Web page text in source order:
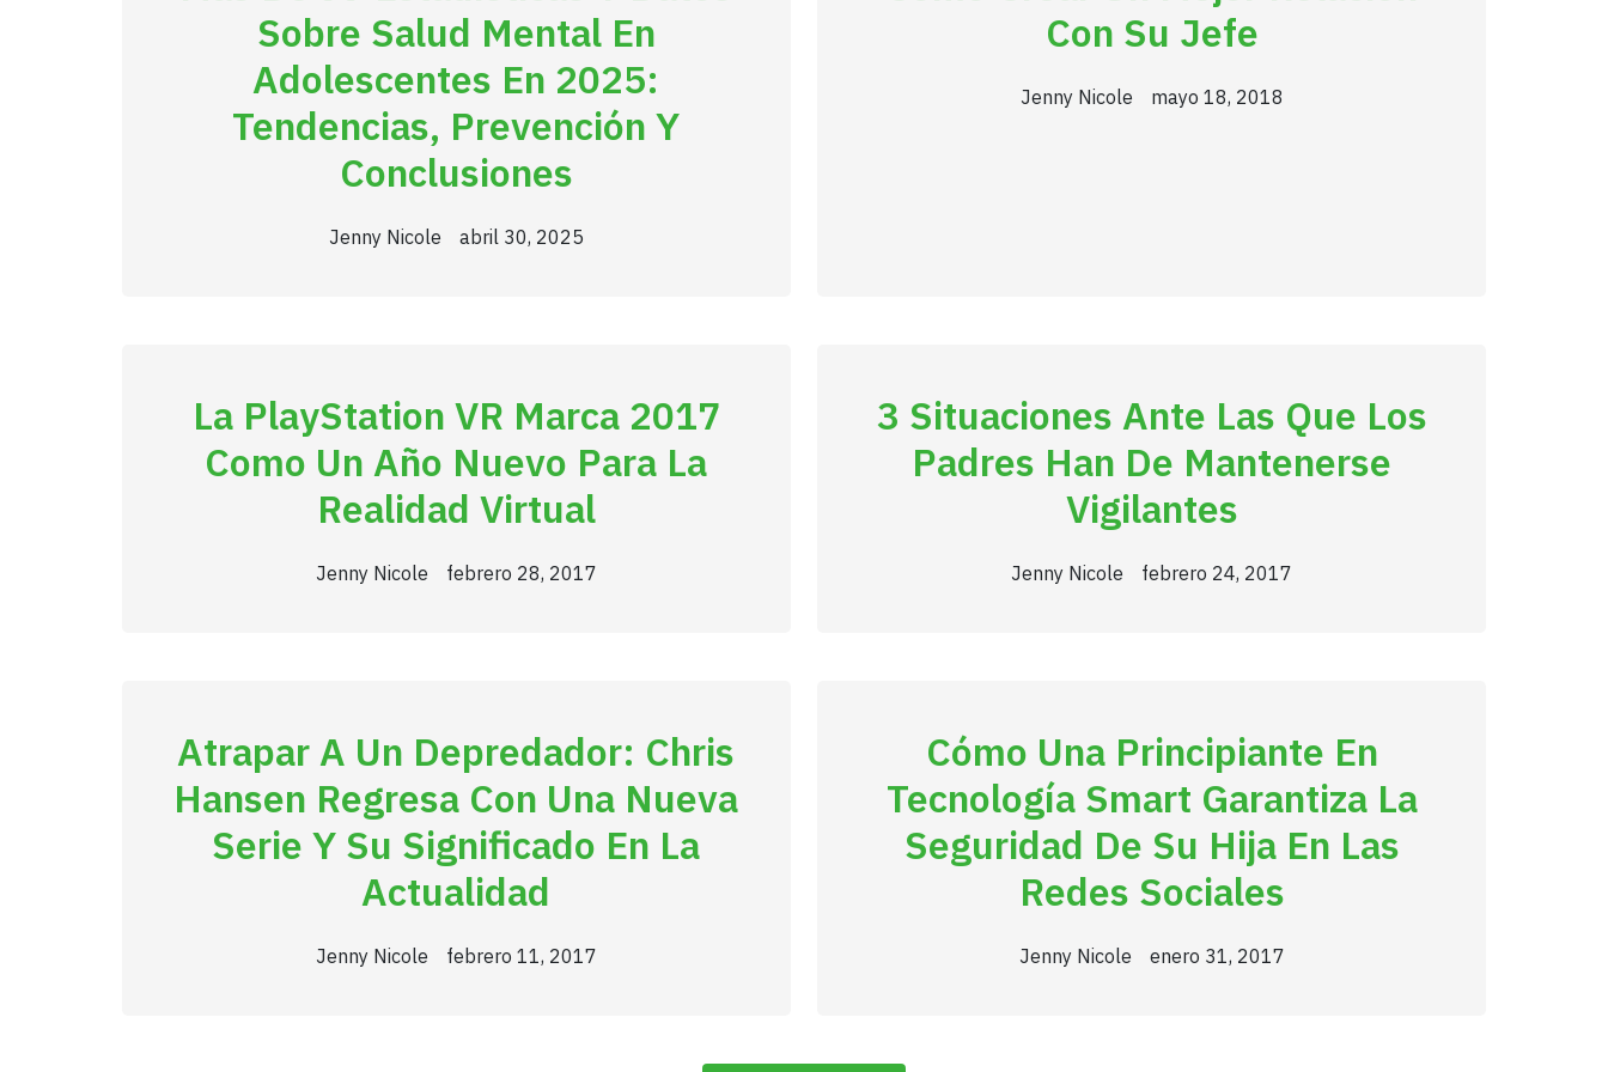
Sobre Salud Mental En
Adolescentes En 2025:
Tendencias, Prevención Y
Conclusiones
Jenny Nicole abril 30, 2025
Con Su Jefe
Jenny Nicole mayo 18, 2018
La PlayStation VR Marca 2017
Como Un Año Nuevo Para La
Realidad Virtual
Jenny Nicole febrero 28, 2017
3 Situaciones Ante Las Que Los
Padres Han De Mantenerse
Vigilantes
Jenny Nicole febrero 24, 2017
Atrapar A Un Depredador: Chris
Hansen Regresa Con Una Nueva
Serie Y Su Significado En La
Actualidad
Jenny Nicole febrero 11, 2017
Cómo Una Principiante En
Tecnología Smart Garantiza La
Seguridad De Su Hija En Las
Redes Sociales
Jenny Nicole enero 31, 2017